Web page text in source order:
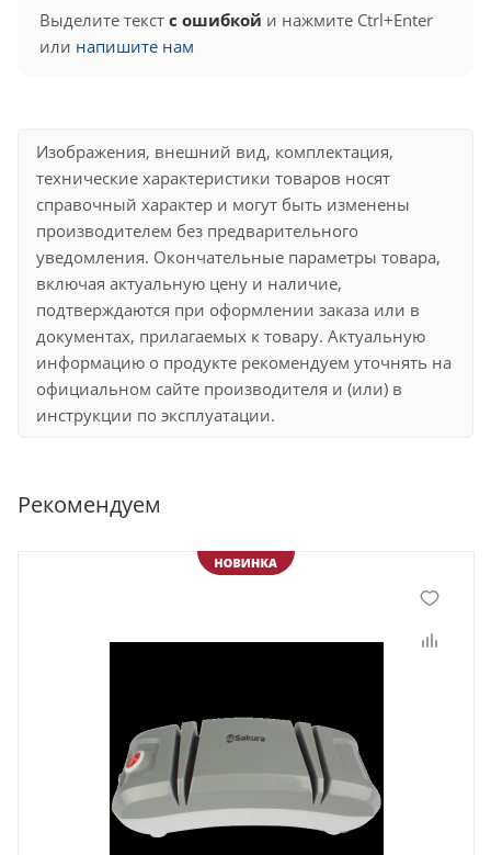
Выделите текст с ошибкой и нажмите Ctrl+Enter
или напишите нам
Изображения, внешний вид, комплектация,
технические характеристики товаров носят
справочный характер и могут быть изменены
производителем без предварительного
уведомления. Окончательные параметры товара,
включая актуальную цену и наличие,
подтверждаются при оформлении заказа или в
документах, прилагаемых к товару. Актуальную
информацию о продукте рекомендуем уточнять на
официальном сайте производителя и (или) в
инструкции по эксплуатации.
Рекомендуем